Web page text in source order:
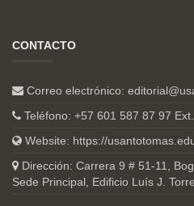
CONTACTO
Correo electrónico:
Teléfono: +57 601 587 87 97
Website: https://
Dirección: Carrera 9 # 51-11,
Sede Principal, Edificio Luís J.